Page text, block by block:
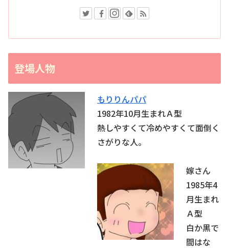
登場人物
もりりんパパ
1982年10月生まれＡ型
熱しやすくて冷めやすくて面倒く
さがりな人。
嫁さん
1985年4
月生まれ
Ａ型
白か黒で
間はな